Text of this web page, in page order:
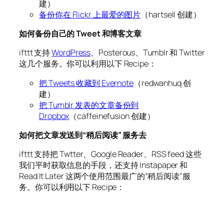
建）
备份你在 Flickr 上最爱的图片 （hartsell 创建）
如何备份自己的 Tweet 和博客文章
ifttt 支持WordPress、Posterous、Tumblr 和 Twitter
这几个服务。你可以利用以下 Recipe：
把 Tweets 收藏到 Evernote（redwanhuq 创
建）
把 Tumblr 发表的文章备份到
Dropbox （caffeinefusion 创建）
如何把文章发送到“稍后阅读” 服务去
ifttt 支持把 Twtter、Google Reader、RSS feed 这些
我们平时获取信息的手段，还支持 Instapaper 和
Read It Later 这两个使用范围最广的“稍后阅读”服
务。你可以利用以下 Recipe：